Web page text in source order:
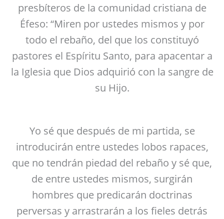
presbíteros de la comunidad cristiana de
Éfeso: “Miren por ustedes mismos y por
todo el rebaño, del que los constituyó
pastores el Espíritu Santo, para apacentar a
la Iglesia que Dios adquirió con la sangre de
su Hijo.
Yo sé que después de mi partida, se
introducirán entre ustedes lobos rapaces,
que no tendrán piedad del rebaño y sé que,
de entre ustedes mismos, surgirán
hombres que predicarán doctrinas
perversas y arrastrarán a los fieles detrás